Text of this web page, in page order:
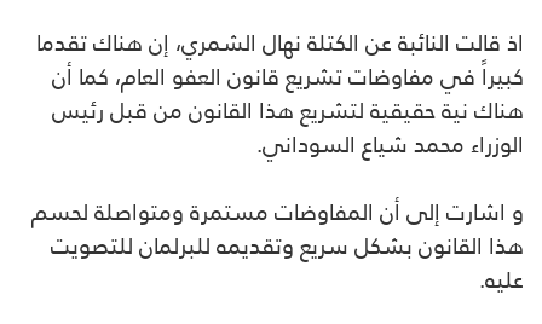
اذ قالت النائبة عن الكتلة نهال الشمري، إن هناك تقدما
كبيراً في مفاوضات تشريع قانون العفو العام، كما أن
هناك نية حقيقية لتشريع هذا القانون من قبل رئيس
الوزراء محمد شياع السوداني.
و اشارت إلى أن المفاوضات مستمرة ومتواصلة لحسم
هذا القانون بشكل سريع وتقديمه للبرلمان للتصويت
عليه.